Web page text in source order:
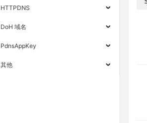
HTTPDNS
DoH 域名
PdnsAppKey
其他